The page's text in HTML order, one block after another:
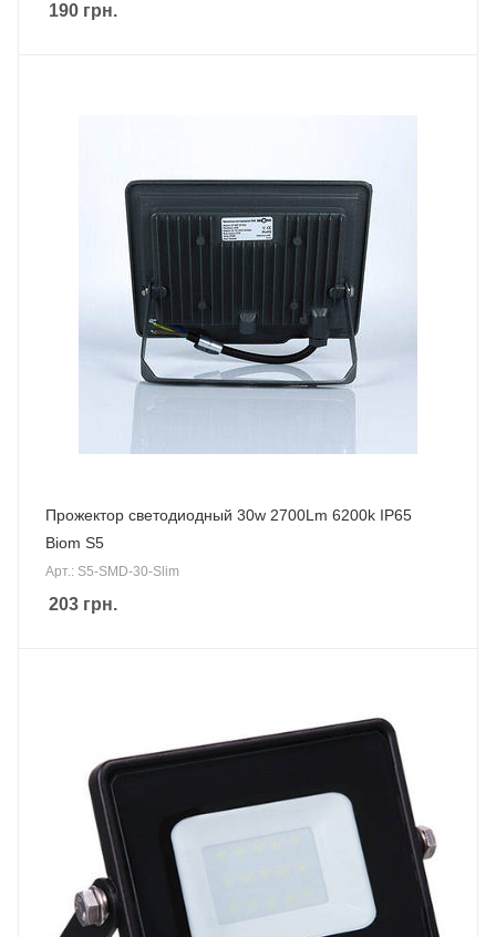
190 грн.
Прожектор светодиодный 30w 2700Lm 6200k IP65
Biom S5
Арт.: S5-SMD-30-Slim
203 грн.